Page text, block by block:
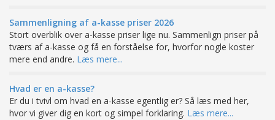
Sammenligning af a-kasse priser 2026
Stort overblik over a-kasse priser lige nu. Sammenlign priser på
tværs af a-kasse og få en forståelse for, hvorfor nogle koster
mere end andre. Læs mere...
Hvad er en a-kasse?
Er du i tvivl om hvad en a-kasse egentlig er? Så læs med her,
hvor vi giver dig en kort og simpel forklaring. Læs mere...